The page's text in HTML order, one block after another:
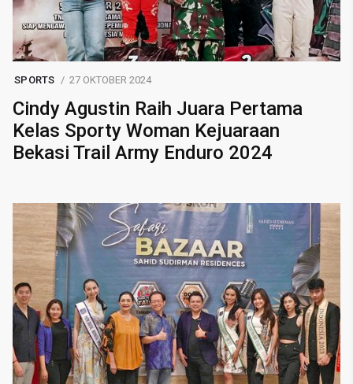
SPORTS 27 OKTOBER 2024
Cindy Agustin Raih Juara Pertama
Kelas Sporty Woman Kejuaraan
Bekasi Trail Army Enduro 2024